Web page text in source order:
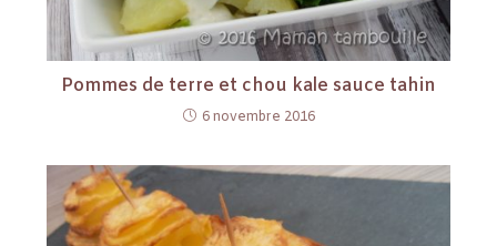
Pommes de terre et chou kale sauce tahin
6 novembre 2016